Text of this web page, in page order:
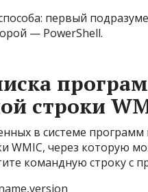
первый
— PowerShell.
строки
в системе
WMIC, через которую
командную строку с